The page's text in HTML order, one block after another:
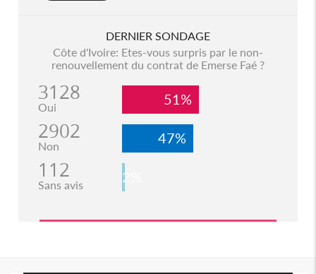
DERNIER SONDAGE
Côte d'Ivoire: Etes-vous surpris par le non-
renouvellement du contrat de Emerse Faé ?
3128
Oui 51%
2902
Non 47%
112
Sans avis 2%